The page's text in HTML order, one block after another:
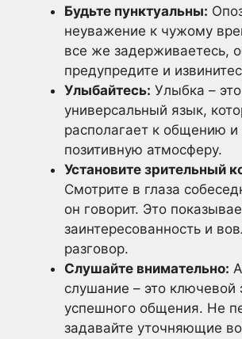
Будьте пунктуальны:
неуважение к чужому
все же задерживаетесь,
предупредите и
Улыбайтесь: Улыбка – это
универсальный язык,
располагает к общению и
позитивную атмосферу.
Установите зрительный
Смотрите в глаза
он говорит. Это
заинтересованность и
разговор.
Слушайте внимательно:
слушание – это ключевой
успешного общения. Не
задавайте уточняющие